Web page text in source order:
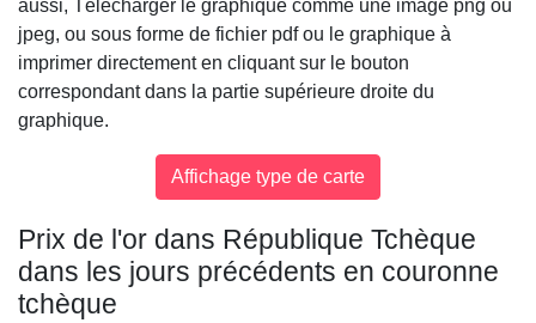
aussi, Télécharger le graphique comme une image png ou
jpeg, ou sous forme de fichier pdf ou le graphique à
imprimer directement en cliquant sur le bouton
correspondant dans la partie supérieure droite du
graphique.
Prix de l'or dans République Tchèque
dans les jours précédents en couronne
tchèque